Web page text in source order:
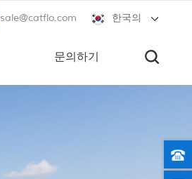
한국의
sale@catflo.com
문의하기